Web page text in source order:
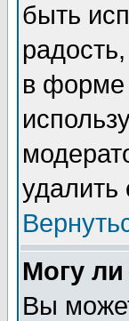
быть
в форме
удалить
Могу ли
Вы